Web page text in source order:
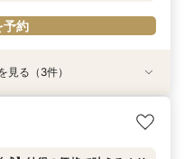
予約
ス試着付き！花嫁体験から
式】納得の価格で叶えるオリ
見る（3件）